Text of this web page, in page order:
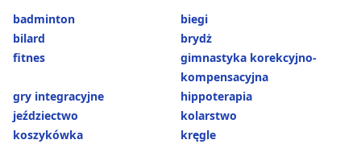
badminton
biegi
bilard
brydż
fitnes
gimnastyka korekcyjno-
kompensacyjna
gry integracyjne
hippoterapia
jeździectwo
kolarstwo
koszykówka
kręgle